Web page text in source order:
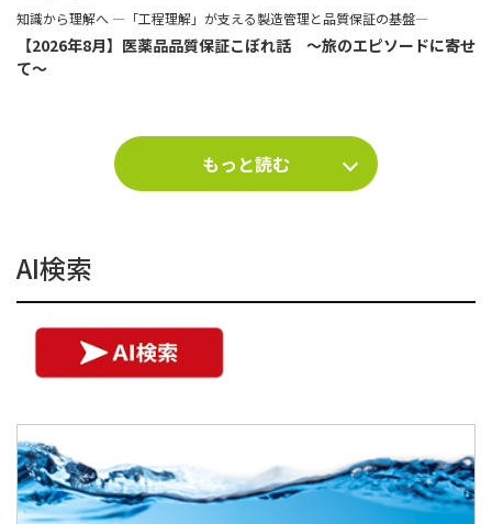
知識から理解へ ―「工程理解」が支える製造管理と品質保証の基盤―
【2026年8月】医薬品品質保証こぼれ話 ～旅のエピソードに寄せ
て～
もっと読む
AI検索